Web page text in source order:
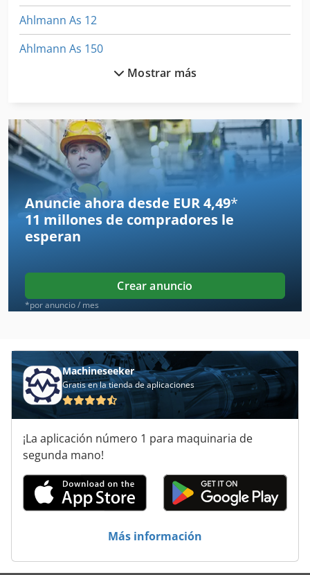
Ahlmann As 12
Ahlmann As 150
Ahlmann As 90
Ahlmann Az 10
Ahlmann Az 14
Ahlmann Az 150
Ahwi Uzm 580
Alineación De Rueda
Almi Al 33
Alzmetall Ab 3
Alzmetall Ab 3 Es
Alzmetall Ab 4
Alzmetall Ac 32
Alztronic 14
Ammann Ac 70
Hanomag 70 E
Mostrar más
Anuncie ahora desde EUR 4,49*
11 millones de compradores le
esperan
Crear anuncio
*por anuncio / mes
Machineseeker
Gratis en la tienda de aplicaciones
¡La aplicación número 1 para maquinaria de
segunda mano!
Más información